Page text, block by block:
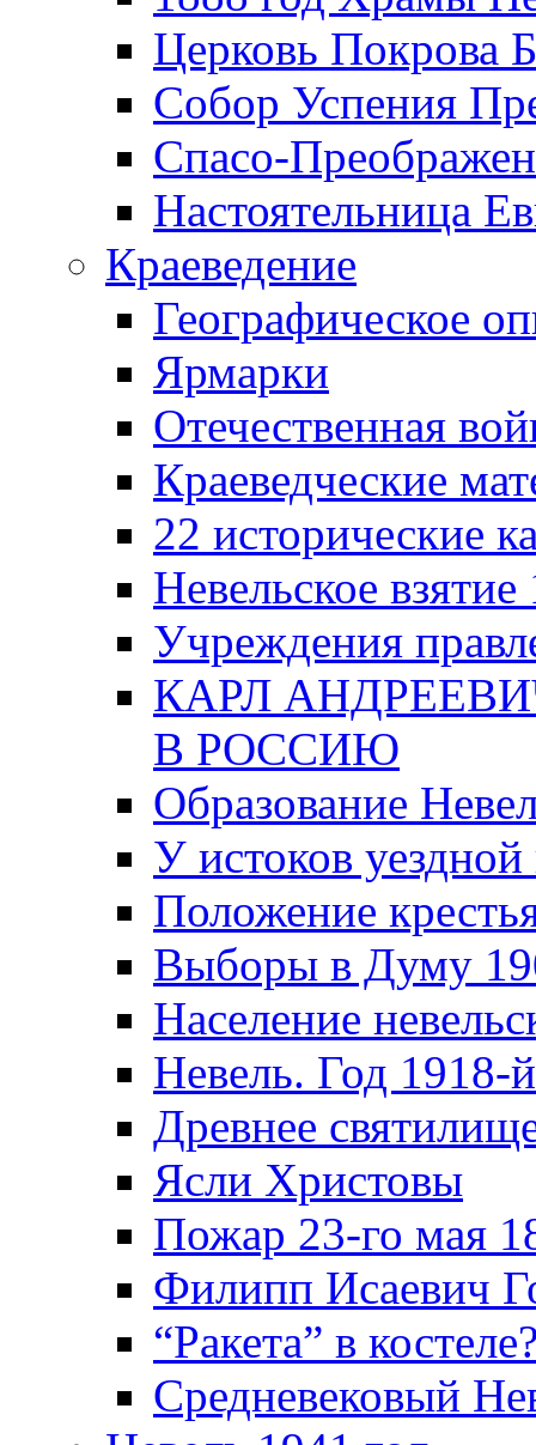
Церковь Покрова
Собор Успения
Спасо-
Настоятельница
Краеведение
Географическое
Ярмарки
Отечественная
Краеведческие
22 исторические
Невельское
Учреждения
КАРЛ
В РОССИЮ
Образование
У истоков
Положение
Выборы в Думу
Население
Невель. Год 1918-
Древнее
Ясли Христовы
Пожар 23-го мая
Филипп Исаевич
“Ракета” в
Средневековый